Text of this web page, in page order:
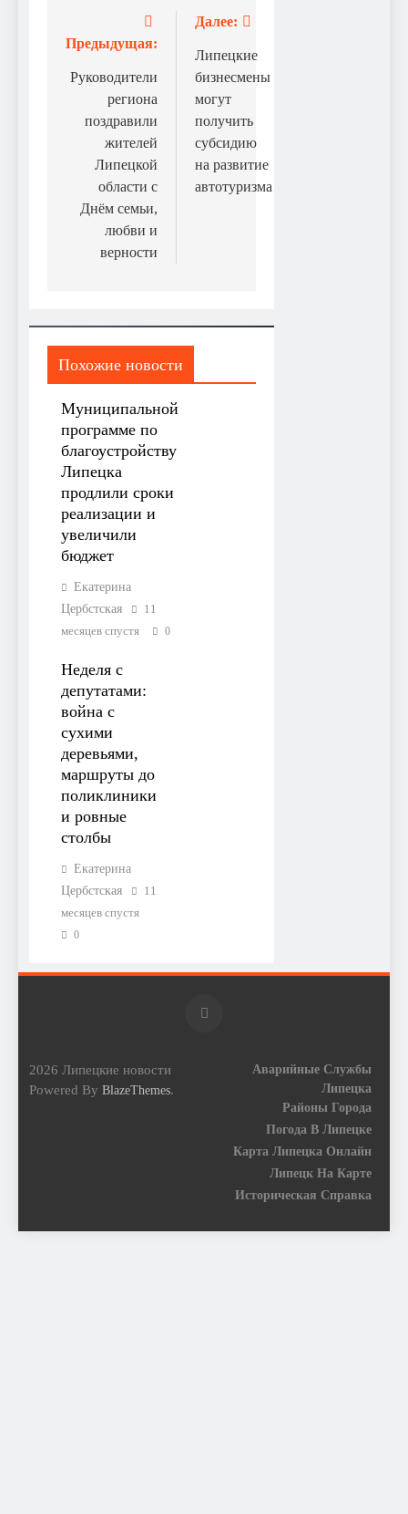
Навигация
по
записям
Предыдущая:
Руководители
региона
поздравили
жителей
Липецкой
области с
Днём семьи,
любви и
верности
Далее:
Липецкие
бизнесмены
могут
получить
субсидию
на развитие
автотуризма
Похожие новости
Муниципальной
программе по
благоустройству
Липецка
продлили сроки
реализации и
увеличили
бюджет
Екатерина
Цербстская
11
месяцев спустя
0
Неделя с
депутатами:
война с
сухими
деревьями,
маршруты до
поликлиники
и ровные
столбы
Екатерина
Цербстская
11
месяцев спустя
0
2026 Липецкие новости
Powered By BlazeThemes.
Аварийные Службы
Липецка
Районы Города
Погода В Липецке
Карта Липецка Онлайн
Липецк На Карте
Историческая Справка